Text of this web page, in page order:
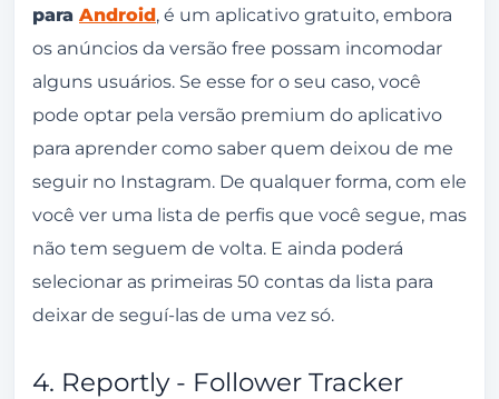
para Android, é um aplicativo gratuito, embora
os anúncios da versão free possam incomodar
alguns usuários. Se esse for o seu caso, você
pode optar pela versão premium do aplicativo
para aprender como saber quem deixou de me
seguir no Instagram. De qualquer forma, com ele
você ver uma lista de perfis que você segue, mas
não tem seguem de volta. E ainda poderá
selecionar as primeiras 50 contas da lista para
deixar de seguí-las de uma vez só.
4. Reportly - Follower Tracker